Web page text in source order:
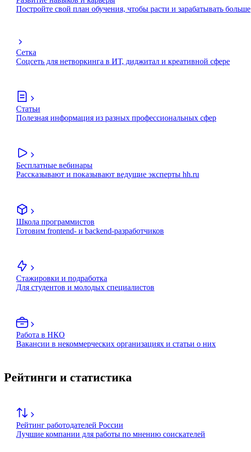
Постройте свой план обучения, чтобы расти и зарабатывать больше
Сетка
Соцсеть для нетворкинга в ИТ, диджитал и креативной сфере
Статьи
Полезная информация из разных профессиональных сфер
Бесплатные вебинары
Рассказывают и показывают ведущие эксперты hh.ru
Школа программистов
Готовим frontend- и backend-разработчиков
Стажировки и подработка
Для студентов и молодых специалистов
Работа в НКО
Вакансии в некоммерческих организациях и статьи о них
Рейтинги и статистика
Рейтинг работодателей России
Лучшие компании для работы по мнению соискателей